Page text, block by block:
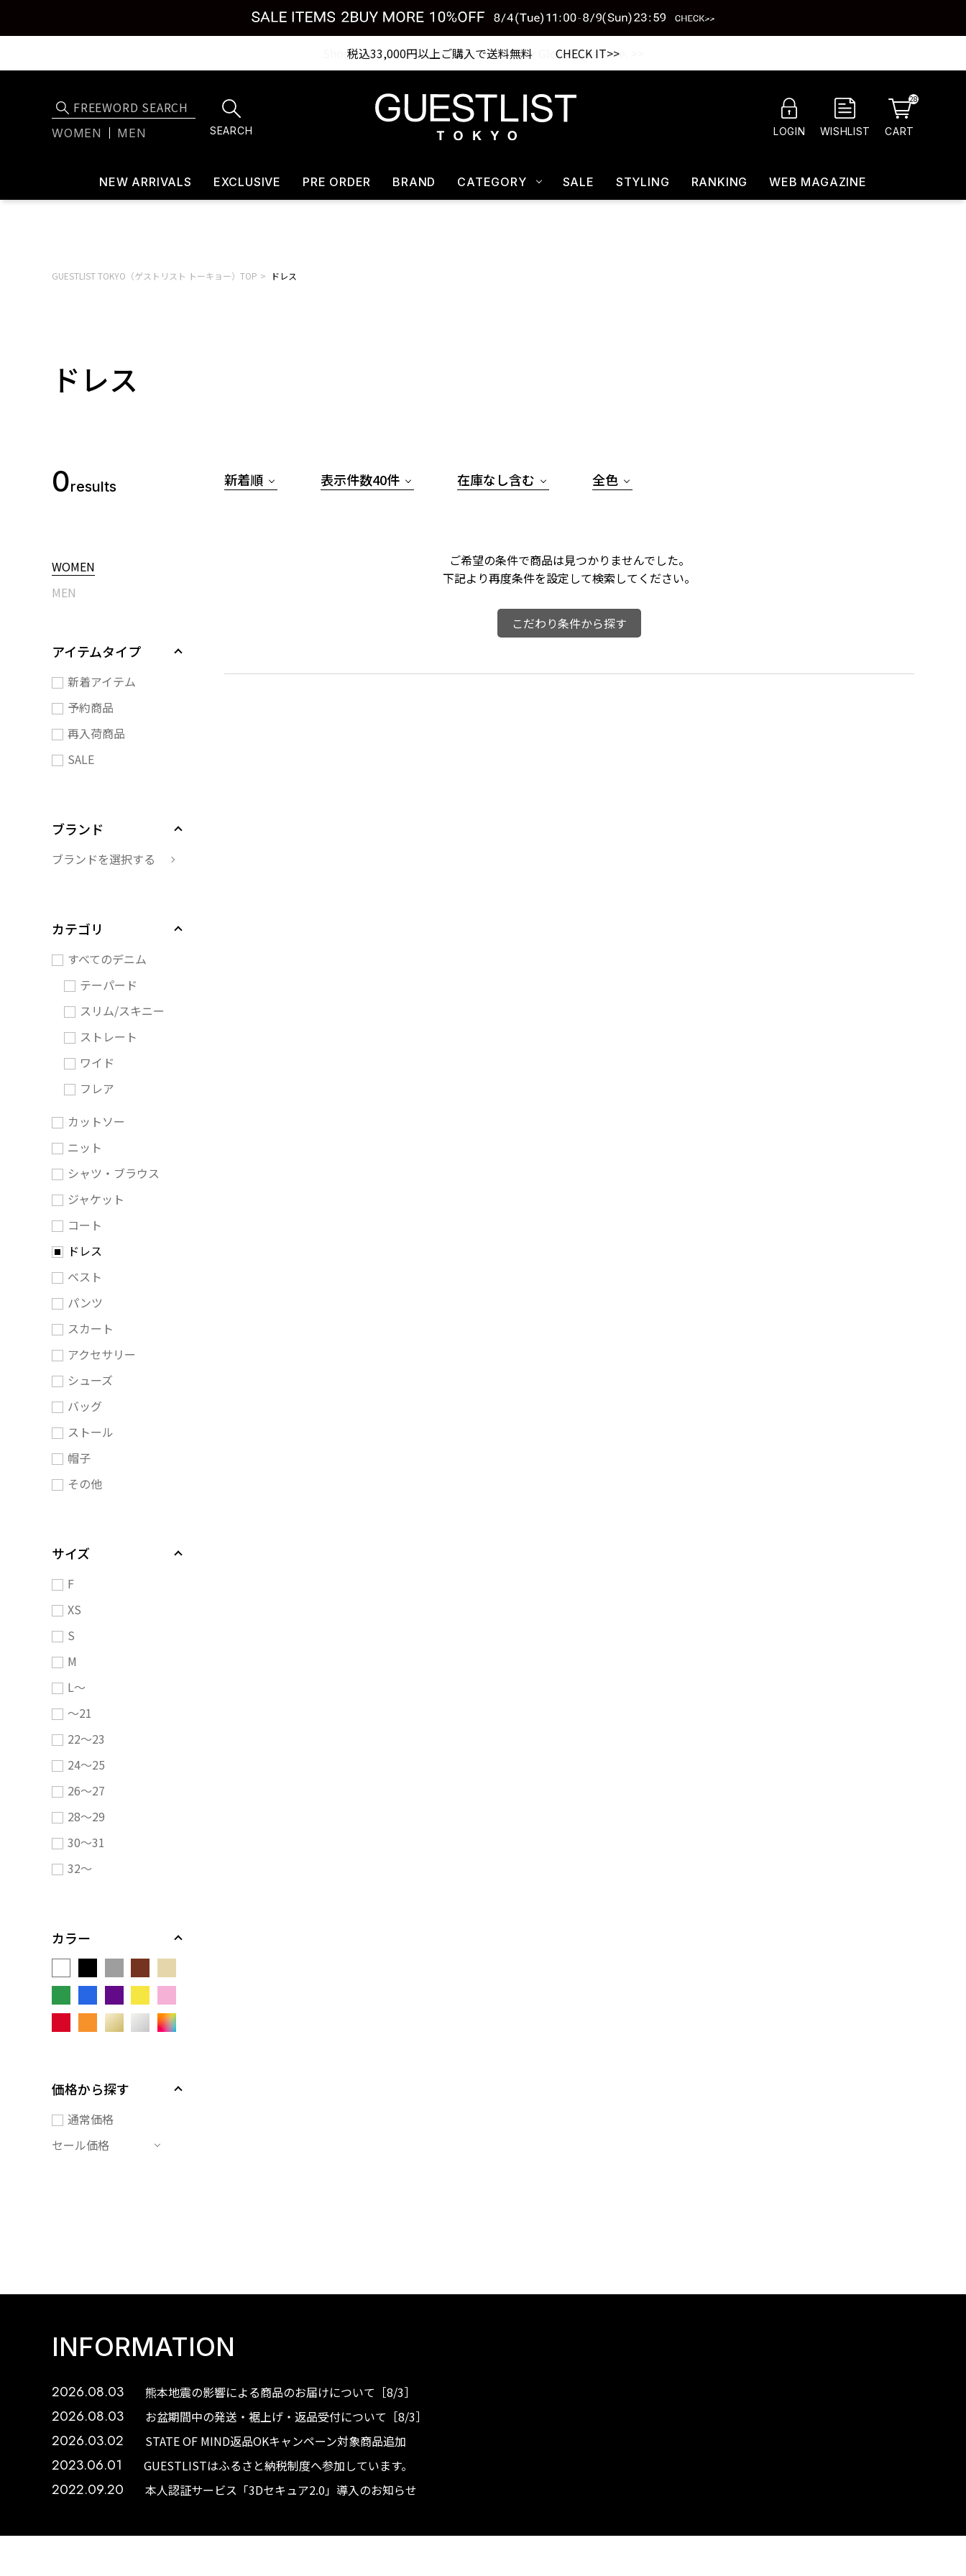
税込33,000円以上ご購入で送料無料 CHECK IT>>
WOMEN MEN SEARCH LOGIN WISHLIST CART
28
NEW ARRIVALS EXCLUSIVE PRE ORDER BRAND CATEGORY SALE STYLING RANKING WEB MAGAZINE
GUESTLIST TOKYO（ゲストリスト トーキョー）TOP ドレス
ドレス
0results
WOMEN
MEN
アイテムタイプ
新着アイテム
予約商品
再入荷商品
SALE
ブランド
ブランドを選択する
カテゴリ
すべてのデニム
テーパード
スリム/スキニー
ストレート
ワイド
フレア
カットソー
ニット
シャツ・ブラウス
ジャケット
コート
ドレス
ベスト
パンツ
スカート
アクセサリー
シューズ
バッグ
ストール
帽子
その他
サイズ
F
XS
S
M
L～
～21
22～23
24～25
26～27
28～29
30～31
32～
カラー
価格から探す
通常価格
セール価格
新着順 表示件数40件 在庫なし含む 全色
ご希望の条件で商品は見つかりませんでした。
下記より再度条件を設定して検索してください。
こだわり条件から探す
INFORMATION
2026.08.03 熊本地震の影響による商品のお届けについて［8/3］
2026.08.03 お盆期間中の発送・裾上げ・返品受付について［8/3］
2026.03.02 STATE OF MIND返品OKキャンペーン対象商品追加
2023.06.01 GUESTLISTはふるさと納税制度へ参加しています。
2022.09.20 本人認証サービス「3Dセキュア2.0」導入のお知らせ